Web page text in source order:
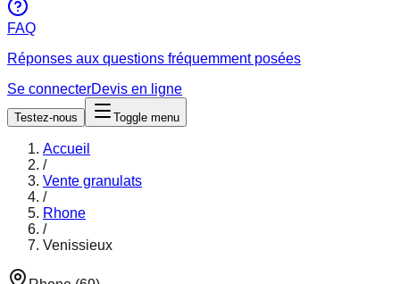
FAQ
Réponses aux questions fréquemment posées
Se connecterDevis en ligne
Testez-nous Toggle menu
Accueil
/
Vente granulats
/
Rhone
/
Venissieux